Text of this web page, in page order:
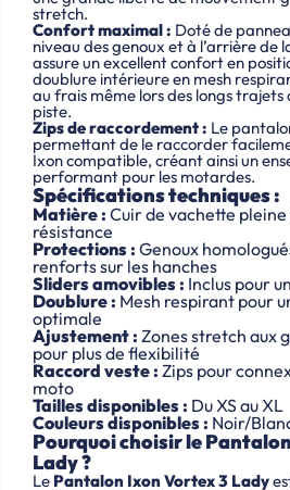
stretch.
Confort maximal : Doté de
niveau des genoux et à l’arrière de
assure un excellent confort en
doublure intérieure en mesh
au frais même lors des longs trajets
piste.
Zips de raccordement : Le
permettant de le raccorder
Ixon compatible, créant ainsi un
performant pour les motardes.
Spécifications techniques :
Matière : Cuir de vachette
résistance
Protections : Genoux
renforts sur les hanches
Sliders amovibles : Inclus pour
Doublure : Mesh respirant pour
optimale
Ajustement : Zones stretch aux
pour plus de flexibilité
Raccord veste : Zips pour
moto
Tailles disponibles : Du XS au XL
Couleurs disponibles : Noir/
Pourquoi choisir le
Lady ?
Le Pantalon Ixon Vortex 3 Lady